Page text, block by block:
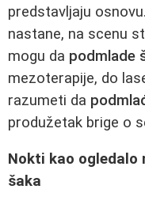
predstavljaju
nastane, na scenu
mogu da podmlade
mezoterapije, do
razumeti da
produžetak brige o
Nokti kao ogledalo
šaka